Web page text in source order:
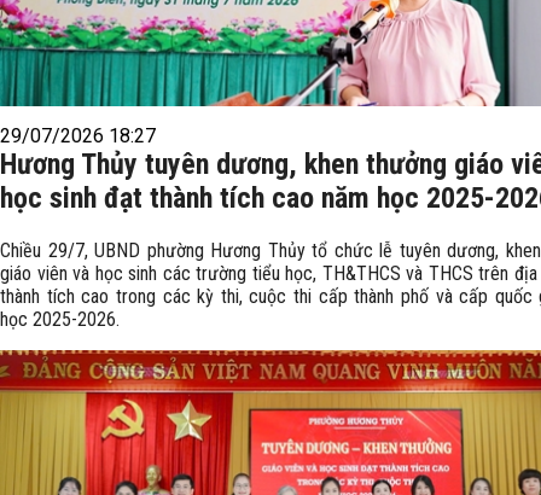
29/07/2026 18:27
Hương Thủy tuyên dương, khen thưởng giáo
học sinh đạt thành tích cao năm học 2025-
Chiều 29/7, UBND phường Hương Thủy tổ chức lễ tuyên dương,
giáo viên và học sinh các trường tiểu học, TH&THCS và THCS trên
thành tích cao trong các kỳ thi, cuộc thi cấp thành phố và cấp quốc
học 2025-2026.